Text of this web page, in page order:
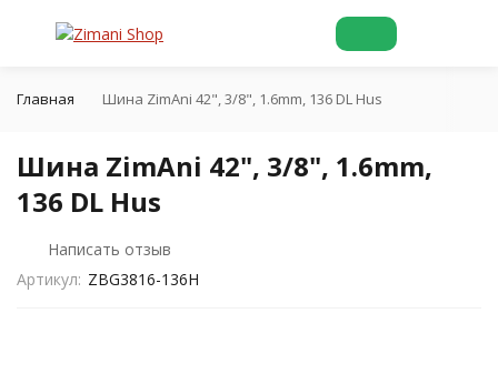
Главная Шина ZimAni 42", 3/8", 1.6mm, 136 DL Hus
Шина ZimAni 42", 3/8", 1.6mm,
136 DL Hus
Написать отзыв
Артикул: ZBG3816-136H